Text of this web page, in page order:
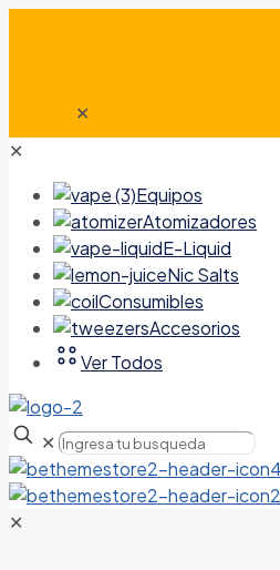
✕
✕
Equipos
Atomizadores
E-Liquid
Nic Salts
Consumibles
Accesorios
Ver Todos
✕
✕